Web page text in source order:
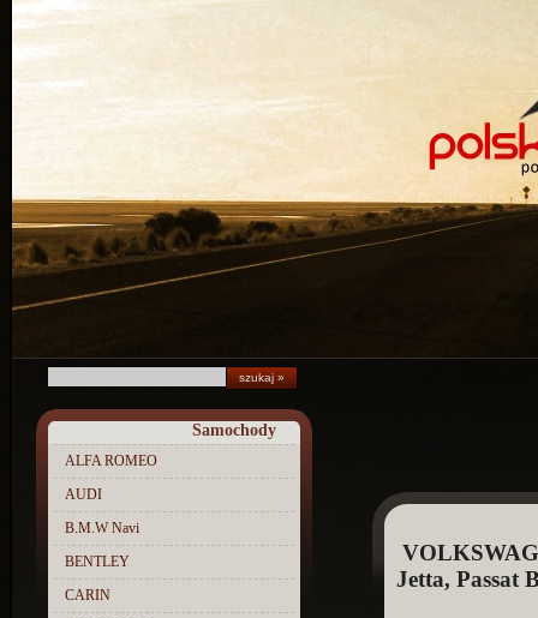
Samochody
ALFA ROMEO
AUDI
B.M.W Navi
BENTLEY
CARIN
Jetta, Passat